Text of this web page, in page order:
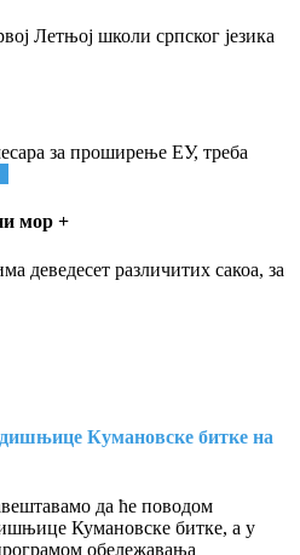
Летњој школи српског језика
за проширење ЕУ, треба
мор +
деведесет различитих сакоа, за
Кумановске битке на
да ће поводом
Кумановске битке, а у
обележавања